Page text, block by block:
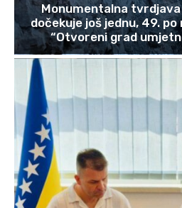
Monumentalna
dočekuje još jednu, 49.
“Otvoreni grad